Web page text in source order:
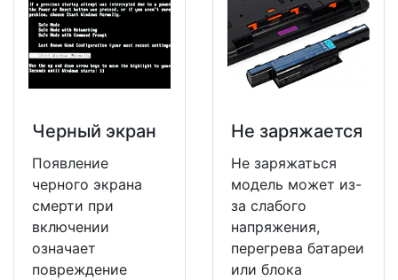
Черный экран
Появление
черного экрана
смерти при
включении
означает
повреждение
Не заряжается
Не заряжаться
модель может из-
за слабого
напряжения,
перегрева батареи
или блока